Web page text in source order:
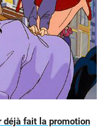
déjà fait la promotion